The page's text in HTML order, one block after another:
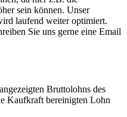
sein können. Unser
laufend weiter optimiert.
Sie uns gerne eine Email
Bruttolohns des
Kaufkraft bereinigten Lohn